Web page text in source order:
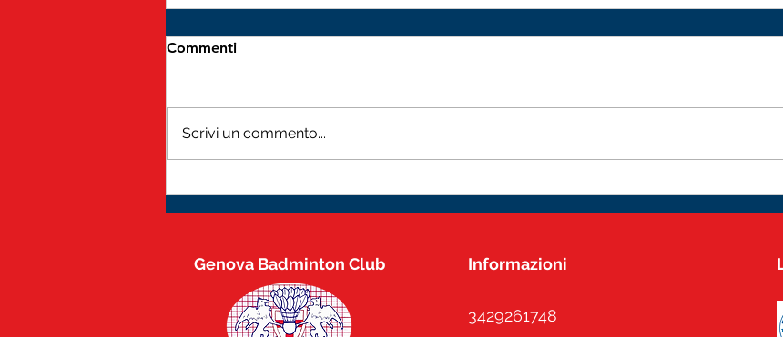
Commenti
Scrivi un commento...
Genova Badminton Club Informazioni
3429261748